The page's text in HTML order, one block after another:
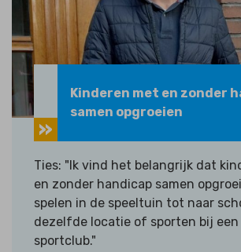
Kinderen met en zonder
samen opgroeien
Ties: "Ik vind het belangrijk dat
en zonder handicap samen
spelen in de speeltuin tot naar
dezelfde locatie of sporten bij een
sportclub."